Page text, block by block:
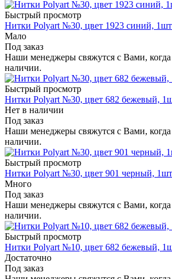
Быстрый просмотр
Нитки Polyart №30, цвет 1923 синий,
Мало
Под заказ
Наши менеджеры свяжутся с Вами, когда
наличии.
Быстрый просмотр
Нитки Polyart №30, цвет 682 бежевый,
Нет в наличии
Под заказ
Наши менеджеры свяжутся с Вами, когда
наличии.
Быстрый просмотр
Нитки Polyart №30, цвет 901 черный,
Много
Под заказ
Наши менеджеры свяжутся с Вами, когда
наличии.
Быстрый просмотр
Нитки Polyart №10, цвет 682 бежевый,
Достаточно
Под заказ